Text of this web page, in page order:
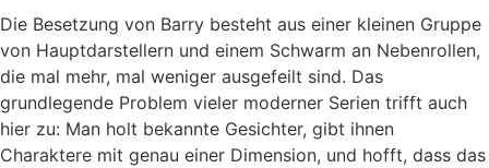
Die Besetzung von Barry besteht aus einer kleinen Gruppe
von Hauptdarstellern und einem Schwarm an Nebenrollen,
die mal mehr, mal weniger ausgefeilt sind. Das
grundlegende Problem vieler moderner Serien trifft auch
hier zu: Man holt bekannte Gesichter, gibt ihnen
Charaktere mit genau einer Dimension, und hofft, dass das